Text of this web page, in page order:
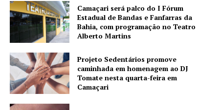
Camaçari será palco do I Fórum
Estadual de Bandas e Fanfarras da
Bahia, com programação no Teatro
Alberto Martins
Projeto Sedentários promove
caminhada em homenagem ao DJ
Tomate nesta quarta-feira em
Camaçari